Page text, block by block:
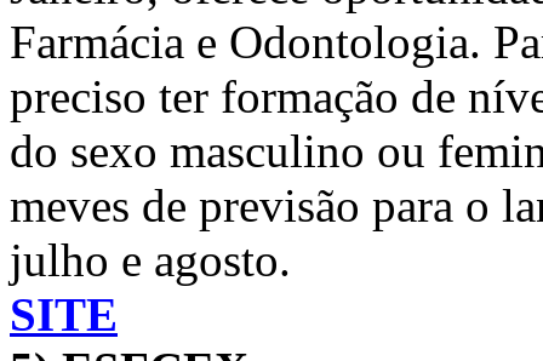
Farmácia e Odontologia.
preciso ter formação de
do sexo masculino ou
meves de previsão para o
julho e agosto.
SITE